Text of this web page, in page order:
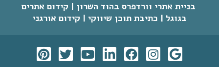
בניית אתרי וורדפרס בהוד השרון | קידום אתרים
בגוגל | כתיבת תוכן שיווקי | קידום אורגני